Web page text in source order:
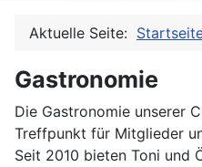
Aktuelle Seite:
Gastronomie
Die Gastronomie unserer
Treffpunkt für Mitglieder
Seit 2010 bieten Toni und